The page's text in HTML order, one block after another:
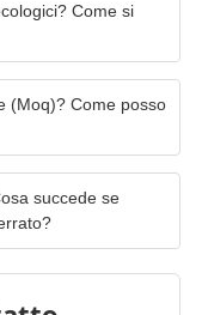
(Moq)? Come posso
succede se